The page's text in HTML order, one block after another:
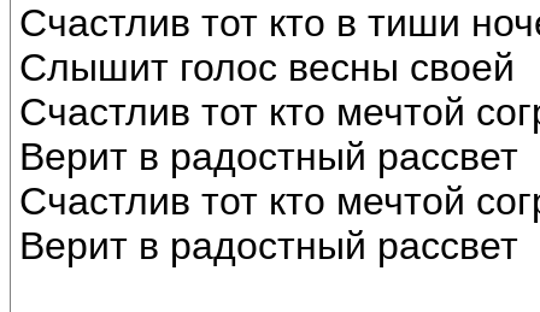
Счастлив тот кто в тиши
Слышит голос весны своей
Счастлив тот кто мечтой
Верит в радостный рассвет
Счастлив тот кто мечтой
Верит в радостный рассвет